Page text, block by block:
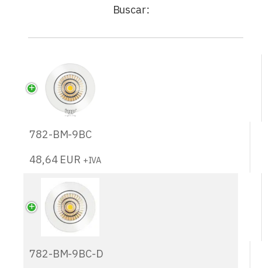
Buscar:
782-BM-9BC
48,64 EUR +IVA
782-BM-9BC-D